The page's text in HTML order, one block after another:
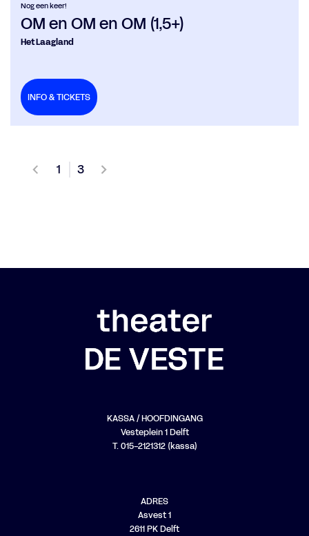
OM en OM en OM (1,5+)
Het Laagland
Nog een keer!
INFO & TICKETS
1 3
KASSA / HOOFDINGANG
Vesteplein 1 Delft
T. 015-2121312 (kassa)
ADRES
Asvest 1
2611 PK Delft